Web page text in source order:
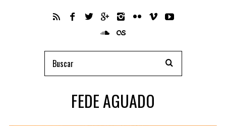
FEDE AGUADO